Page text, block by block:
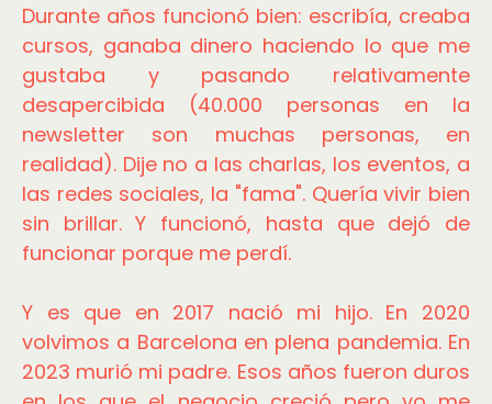
Durante años funcionó bien: escribía, creaba
cursos, ganaba dinero haciendo lo que me
gustaba y pasando relativamente
desapercibida (40.000 personas en la
newsletter son muchas personas, en
realidad). Dije no a las charlas, los eventos, a
las redes sociales, la "fama". Quería vivir bien
sin brillar. Y funcionó, hasta que dejó de
funcionar porque me perdí.
Y es que en 2017 nació mi hijo. En 2020
volvimos a Barcelona en plena pandemia. En
2023 murió mi padre. Esos años fueron duros